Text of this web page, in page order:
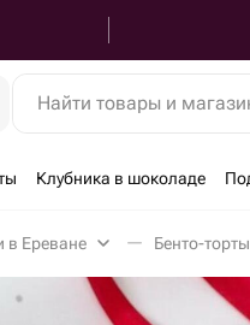
Найти товары и
Клубника в шоколаде
в Ереване Бенто-